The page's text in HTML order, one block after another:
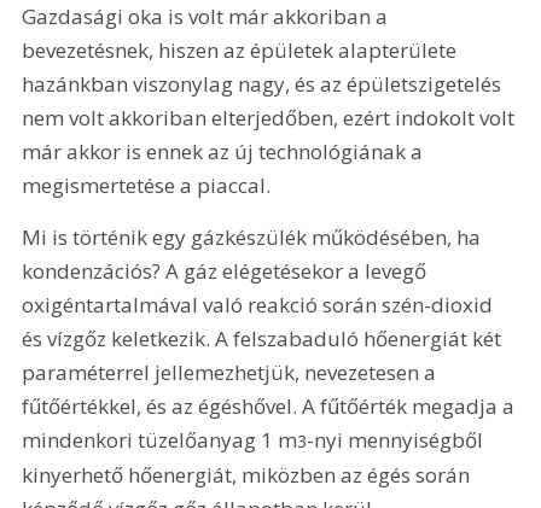
Gazdasági oka is volt már akkoriban a
bevezetésnek, hiszen az épületek alapterülete
hazánkban viszonylag nagy, és az épületszigetelés
nem volt akkoriban elterjedőben, ezért indokolt volt
már akkor is ennek az új technológiának a
megismertetése a piaccal.
Mi is történik egy gázkészülék működésében, ha
kondenzációs? A gáz elégetésekor a levegő
oxigéntartalmával való reakció során szén-dioxid
és vízgőz keletkezik. A felszabaduló hőenergiát két
paraméterrel jellemezhetjük, nevezetesen a
fűtőértékkel, és az égéshővel. A fűtőérték megadja a
mindenkori tüzelőanyag 1 m3-nyi mennyiségből
kinyerhető hőenergiát, miközben az égés során